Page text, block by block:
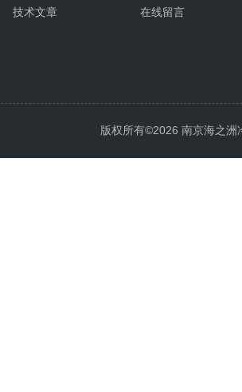
技术文章 在线留言
版权所有©2026 南京海之